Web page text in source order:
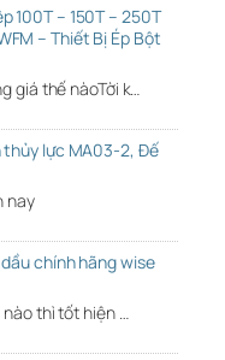
100T – 150T – 250T
– Thiết Bị Ép Bột
giá thế nàoTời k…
thủy lực MA03-2, Đế
nay
chính hãng wise
thì tốt hiện …